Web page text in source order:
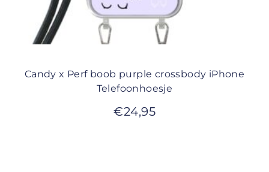
Candy x Perf boob purple crossbody iPhone
Telefoonhoesje
€24,95